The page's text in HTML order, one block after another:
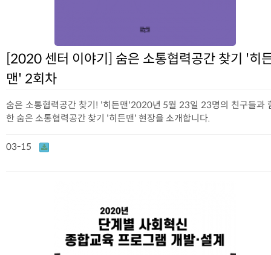
[2020 센터 이야기] 숨은 소통협력공간 찾기 '히
맨' 2회차
숨은 소통협력공간 찾기! '히든맨'2020년 5월 23일 23명의 친구들과
한 숨은 소통협력공간 찾기 '히든맨' 현장을 소개합니다.
03-15